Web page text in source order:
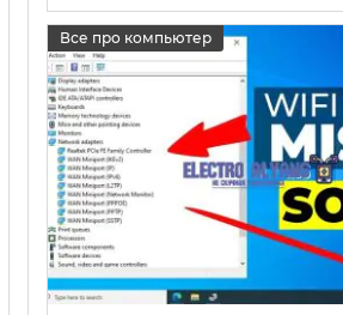
17 05 2025 0
Все про компьютер